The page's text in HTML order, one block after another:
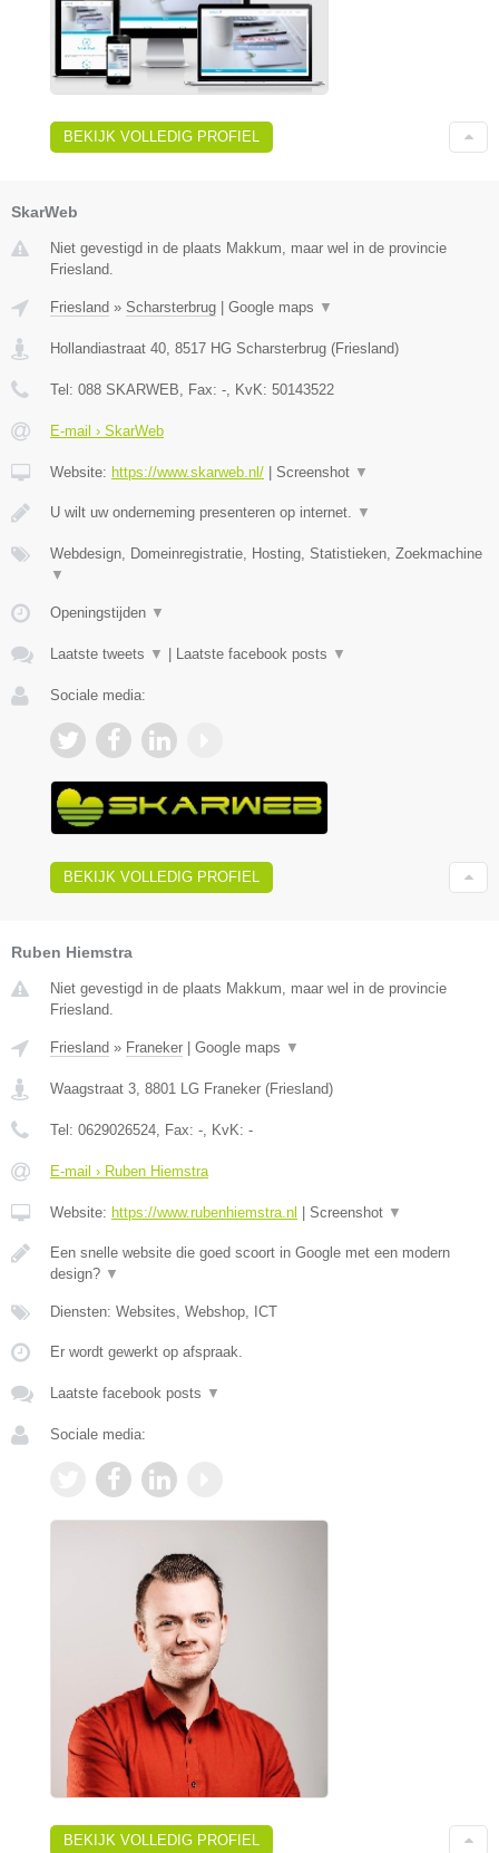
BEKIJK VOLLEDIG PROFIEL
SkarWeb
Niet gevestigd in de plaats Makkum, maar wel in de provincie
Friesland.
Friesland » Scharsterbrug Google maps ▼
Hollandiastraat 40 8517 HG Scharsterbrug (Friesland)
Tel: 088 SKARWEB , Fax: - , KvK: 50143522
E-mail › SkarWeb
Website: https://www.skarweb.nl/ Screenshot ▼
U wilt uw onderneming presenteren op internet. ▼
Webdesign, Domeinregistratie, Hosting, Statistieken, Zoekmachine
▼
Openingstijden ▼
Laatste tweets ▼ Laatste facebook posts ▼
Sociale media:
BEKIJK VOLLEDIG PROFIEL
Ruben Hiemstra
Niet gevestigd in de plaats Makkum, maar wel in de provincie
Friesland.
Friesland » Franeker Google maps ▼
Waagstraat 3, 8801 LG Franeker (Friesland)
Tel: 0629026524, Fax: -, KvK: -
E-mail › Ruben Hiemstra
Website: https://www.rubenhiemstra.nl Screenshot ▼
Een snelle website die goed scoort in Google met een modern
design? ▼
Diensten: Websites, Webshop, ICT
Er wordt gewerkt op afspraak.
Laatste facebook posts ▼
Sociale media:
BEKIJK VOLLEDIG PROFIEL